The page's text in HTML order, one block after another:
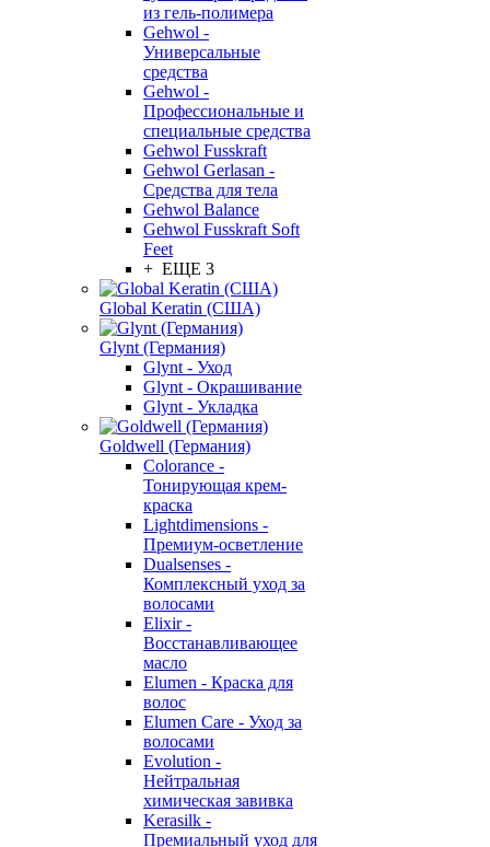
из гель-полимера
Gehwol -
Универсальные
средства
Gehwol -
Профессиональные и
специальные средства
Gehwol Fusskraft
Gehwol Gerlasan -
Средства для тела
Gehwol Balance
Gehwol Fusskraft Soft
Feet
+ ЕЩЕ 3
Global Keratin (США)
Glynt (Германия)
Glynt - Уход
Glynt - Окрашивание
Glynt - Укладка
Goldwell (Германия)
Colorance -
Тонирующая крем-
краска
Lightdimensions -
Премиум-осветление
Dualsenses -
Комплексный уход за
волосами
Elixir -
Восстанавливающее
масло
Elumen - Краска для
волос
Elumen Care - Уход за
волосами
Evolution -
Нейтральная
химическая завивка
Kerasilk -
Премиальный уход для